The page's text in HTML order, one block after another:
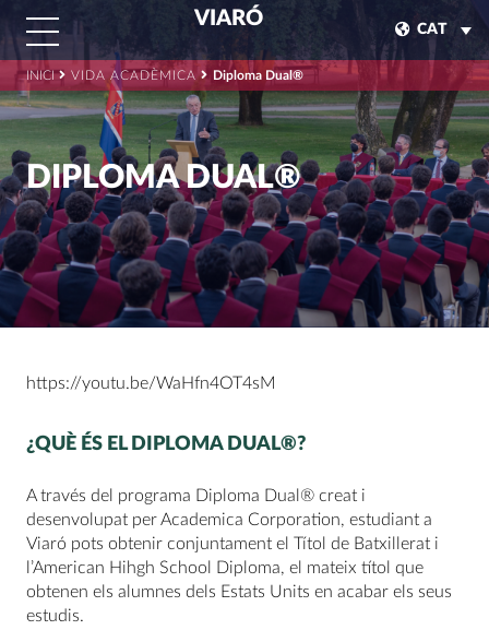
VIARÓ
CAT
INICI VIDA ACADÈMICA Diploma Dual®
DIPLOMA DUAL®
https://youtu.be/WaHfn4OT4sM
¿QUÈ ÉS EL DIPLOMA DUAL®?
A través del programa Diploma Dual® creat i
desenvolupat per Academica Corporation, estudiant a
Viaró pots obtenir conjuntament el Títol de Batxillerat i
l’American Hihgh School Diploma, el mateix títol que
obtenen els alumnes dels Estats Units en acabar els seus
estudis.